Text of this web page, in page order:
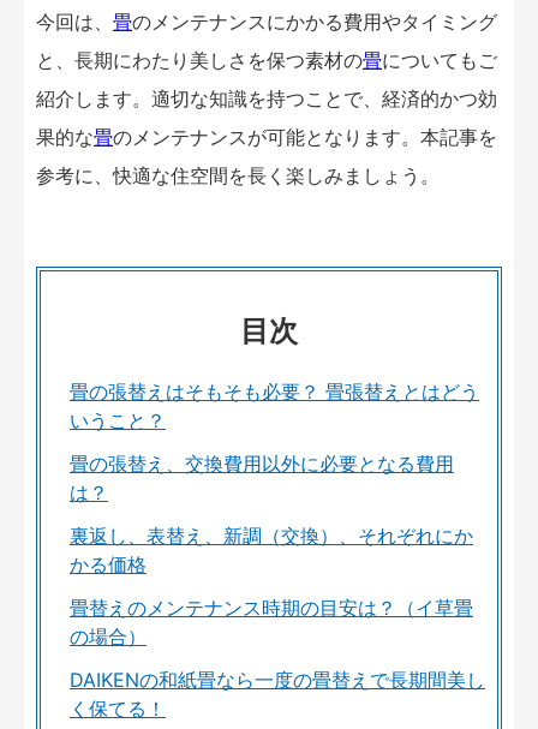
今回は、 畳のメンテナンスにかかる費用やタイミング
と、長期にわたり美しさを保つ素材の畳についてもご
紹介します。適切な知識を持つことで、経済的かつ効
果的な畳のメンテナンスが可能となります。本記事を
参考に、快適な住空間を長く楽しみましょう。
目次
畳の張替えはそもそも必要？ 畳張替えとはどう
いうこと？
畳の張替え、交換費用以外に必要となる費用
は？
裏返し、表替え、新調（交換）、それぞれにか
かる価格
畳替えのメンテナンス時期の目安は？（イ草畳
の場合）
DAIKENの和紙畳なら一度の畳替えで長期間美し
く保てる！